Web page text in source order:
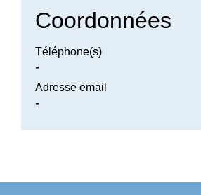
Coordonnées
Téléphone(s)
-
Adresse email
-